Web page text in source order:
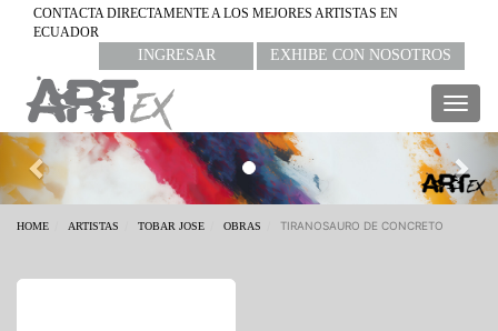
CONTACTA DIRECTAMENTE A LOS MEJORES ARTISTAS EN
ECUADOR
INGRESAR EXHIBE CON NOSOTROS
Previous
HOME ARTISTAS TOBAR JOSE OBRAS TIRANOSAURO DE CONCRETO